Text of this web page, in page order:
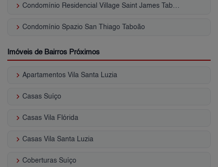
keyboard_arrow_right Condomínio Residencial Village Saint James Taboão
keyboard_arrow_right Condomínio Spazio San Thiago Taboão
Imóveis de Bairros Próximos
keyboard_arrow_right Apartamentos Vila Santa Luzia
keyboard_arrow_right Casas Suíço
keyboard_arrow_right Casas Vila Flórida
keyboard_arrow_right Casas Vila Santa Luzia
keyboard_arrow_right Coberturas Suíço